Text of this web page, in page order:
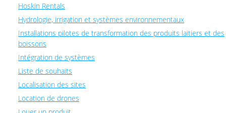
Hoskin Rentals
Hydrologie, irrigation et systèmes environnementaux
Installations pilotes de transformation des produits laitiers et des
boissons
Intégration de systèmes
Liste de souhaits
Localisation des sites
Location de drones